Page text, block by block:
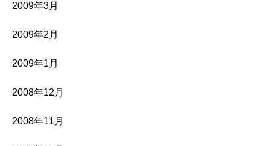
2009年3月
2009年2月
2009年1月
2008年12月
2008年11月